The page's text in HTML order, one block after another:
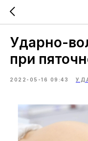
Ударно-
при
2022-05-16 09:43